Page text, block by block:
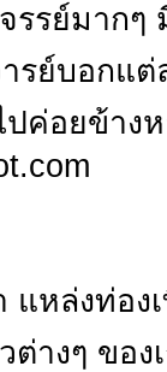
รย์มากๆ
รย์บอก
ปค่อยข้าง
แหล่งท่อง
างๆ ของ